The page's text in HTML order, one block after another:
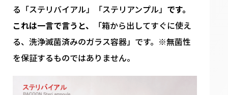
る「ステリバイアル」「ステリアンプル」 です。
これは一言で言うと、
「箱から出してすぐに使え
る、洗浄滅菌済みのガラス容器」です。※無菌性
を保証するものではありません。